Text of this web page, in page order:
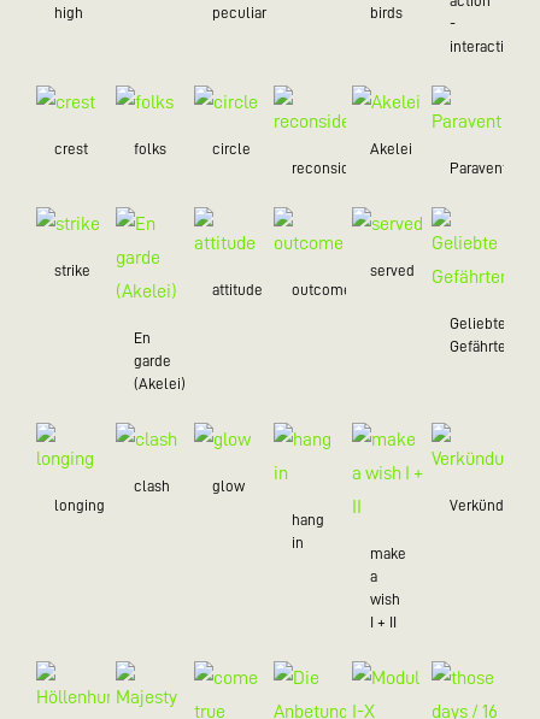
high peculiar birds
-
interaction
crest folks
circle
reconsider
Akelei
Paravent
strike
En
garde
(Akelei)
attitude outcome
served
Geliebte
Gefährten
longing
clash glow
hang
in
make
a
wish
I + II
Verkündung